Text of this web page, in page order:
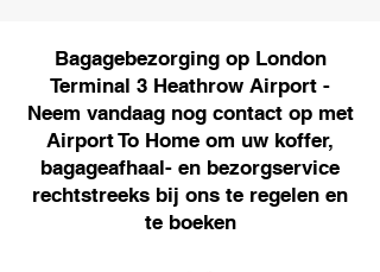
Bagagebezorging op London
Terminal 3 Heathrow Airport -
Neem vandaag nog contact op met
Airport To Home om uw koffer,
bagageafhaal- en bezorgservice
rechtstreeks bij ons te regelen en
te boeken